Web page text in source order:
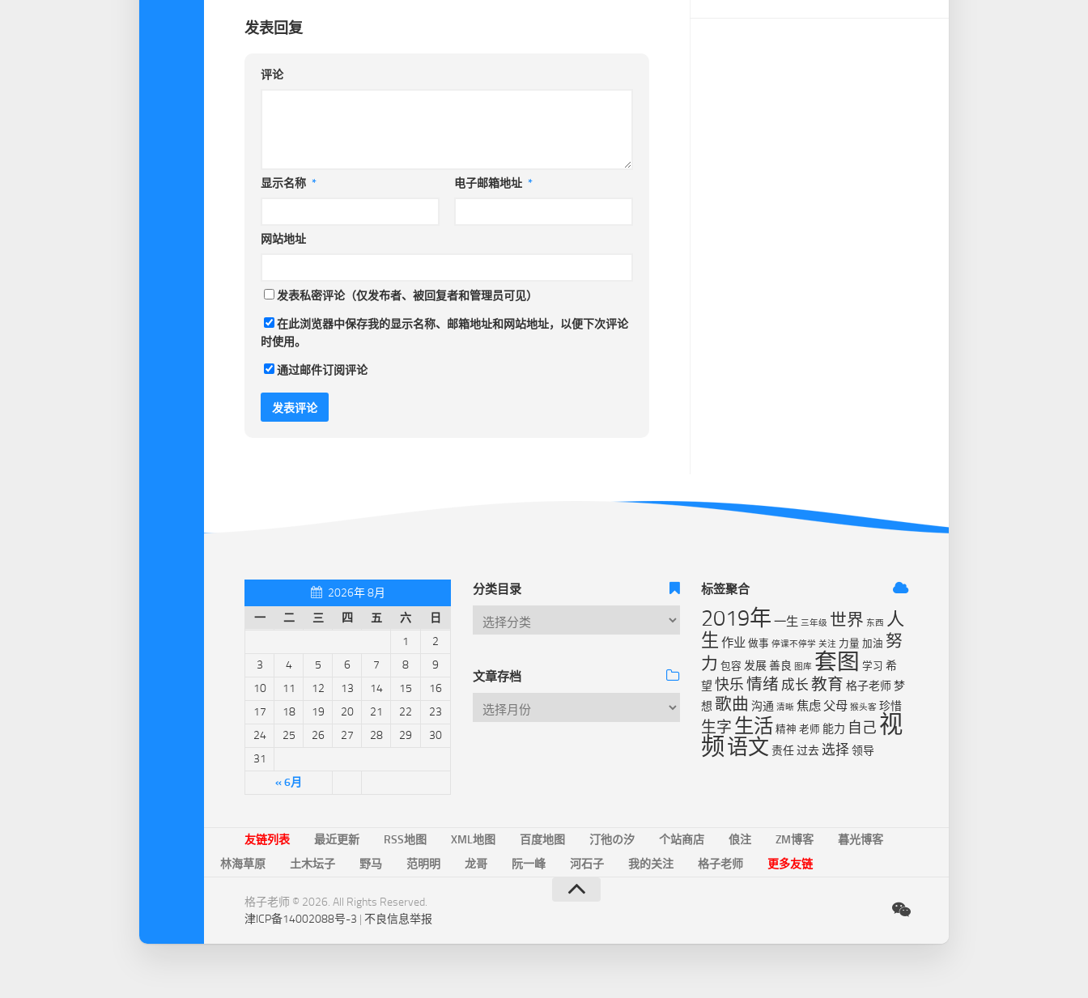
发表回复
评论
显示名称 * 电子邮箱地址 *
网站地址
发表私密评论（仅发布者、被回复者和管理员可见）
在此浏览器中保存我的显示名称、邮箱地址和网站地址，以便下次评论
时使用。
通过邮件订阅评论
2026年 8月
一
二 三 四 五 六 日
« 6月
1
2
3
4 5 6 7 8
9
10
11 12 13 14 15
16
17
18 19 20 21 22
23
24
25 26 27 28 29
30
31
分类目录
文章存档
标签聚合
2019年 一生 三年级 世界 东西 人
生 作业 做事 停课不停学 关注 力量 加油 努
力 包容 发展善良 图库 套图 学习 希
望 快乐情绪 成长 教育 格子老师梦
想 歌曲 沟通 清晰 焦虑 父母 猴头客 珍惜
生字 生活 精神 老师 能力 自己 视
频语文 责任过去 选择 领导
友链列表 最近更新 RSS地图 XML地图 百度地图 汀彵の汐 个站商店 俍注 ZM博客
暮光博客
林海草原
土木坛子 野马 范明明 龙哥 阮一峰 河石子 我的关注 格子老师 更多友链
格子老师 © 2026. All Rights Reserved.
津ICP备14002088号-3 | 不良信息举报